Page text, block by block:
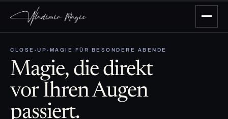
CLOSE-UP-MAGIE FÜR BESONDERE ABENDE
Magie, die direkt
vor Ihren Augen
passiert.